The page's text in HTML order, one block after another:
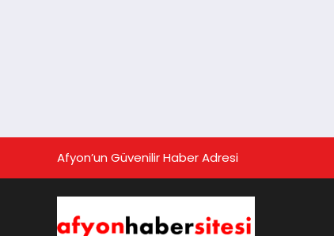
Afyon’un Güvenilir Haber Adresi